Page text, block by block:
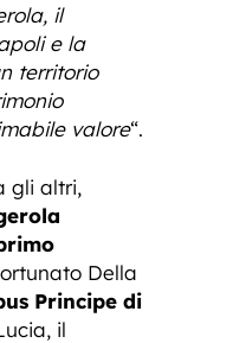
il
e la
territorio
valore“.
gli altri,
Della
Principe di
il